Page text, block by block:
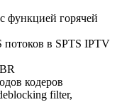
функцией горячей
в SPTS IPTV
кодеров
filter,